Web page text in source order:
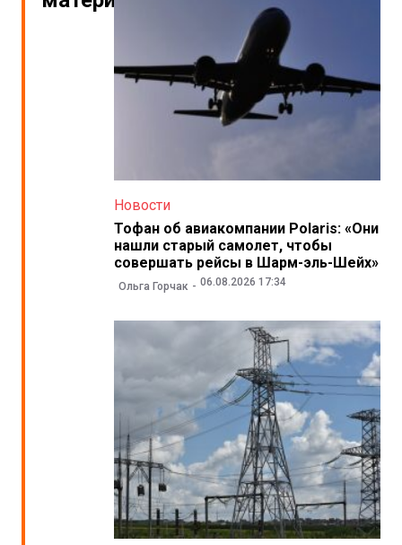
Новости
Тофан об авиакомпании Polaris: «Они
нашли старый самолет, чтобы
совершать рейсы в Шарм-эль-Шейх»
Ольга Горчак 06.08.2026 17:34